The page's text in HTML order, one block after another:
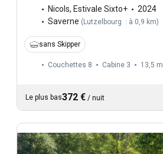
Nicols, Estivale Sixto+
2024
Saverne ( Lutzelbourg : à 0,9 km)
sans Skipper
Couchettes 8 Cabine 3 13,5 m
Le plus bas372 € / nuit